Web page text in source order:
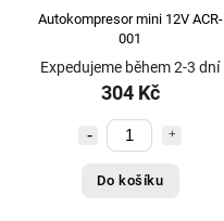
Autokompresor mini 12V ACR-
001
Expedujeme během 2-3 dní
304 Kč
Do košíku